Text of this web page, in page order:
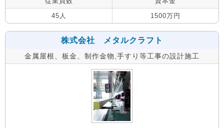
45人
1500万円
株式会社 メタルクラフト
金属屋根、板金、制作金物,手すり等工事の設計施工